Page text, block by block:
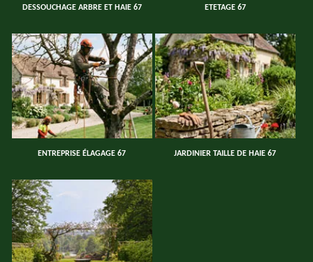
DESSOUCHAGE ARBRE ET HAIE 67 ETETAGE 67
ENTREPRISE ÉLAGAGE 67 JARDINIER TAILLE DE HAIE 67